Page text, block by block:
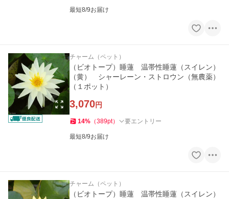
最短8/9お届け
チャーム（ペット）
（ビオトープ）睡蓮 温帯性睡蓮（スイレン）
（黄） シャーレーン・ストロウン（無農薬）
（１ポット）
3,070円
14% （389pt） 要エントリー
最短8/9お届け
チャーム（ペット）
（ビオトープ）睡蓮 温帯性睡蓮（スイレン）